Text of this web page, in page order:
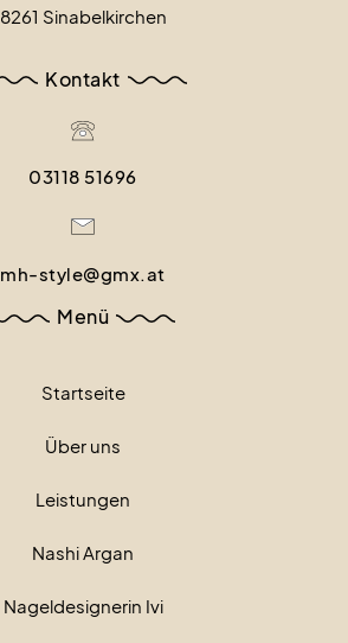
8261 Sinabelkirchen
Kontakt
03118 51696
mh-style@gmx.at
Menü
Startseite
Über uns
Leistungen
Nashi Argan
Nageldesignerin Ivi